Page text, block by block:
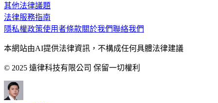
其他法律議題
法律服務指南
隱私權政策使用者條款關於我們聯絡我們
本網站由AI提供法律資訊，不構成任何具體法律建議
© 2025 遠律科技有限公司 保留一切權利